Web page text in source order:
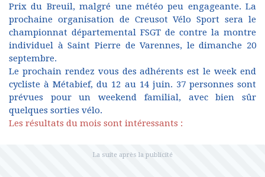
Prix du Breuil, malgré une météo peu engageante. La
prochaine organisation de Creusot Vélo Sport sera le
championnat départemental FSGT de contre la montre
individuel à Saint Pierre de Varennes, le dimanche 20
septembre.
Le prochain rendez vous des adhérents est le week end
cycliste à Métabief, du 12 au 14 juin. 37 personnes sont
prévues pour un weekend familial, avec bien sûr
quelques sorties vélo.
Les résultats du mois sont intéressants :